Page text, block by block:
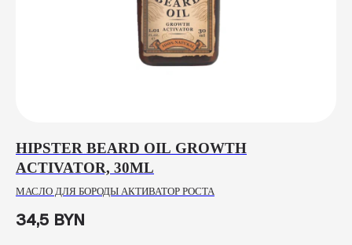
HIPSTER BEARD OIL GROWTH
ACTIVATOR, 30ML
МАСЛО ДЛЯ БОРОДЫ АКТИВАТОР РОСТА
34,5 BYN